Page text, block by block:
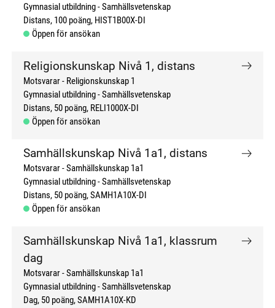
Gymnasial utbildning Samhällsvetenskap
Distans 100 poäng HIST1B00X-DI
Öppen för ansökan
Religionskunskap Nivå 1, distans
Motsvarar - Religionskunskap 1
Gymnasial utbildning Samhällsvetenskap
Distans 50 poäng RELI1000X-DI
Öppen för ansökan
Samhällskunskap Nivå 1a1, distans
Motsvarar - Samhällskunskap 1a1
Gymnasial utbildning Samhällsvetenskap
Distans 50 poäng SAMH1A10X-DI
Öppen för ansökan
Samhällskunskap Nivå 1a1, klassrum
dag
Motsvarar - Samhällskunskap 1a1
Gymnasial utbildning Samhällsvetenskap
Dag 50 poäng SAMH1A10X-KD